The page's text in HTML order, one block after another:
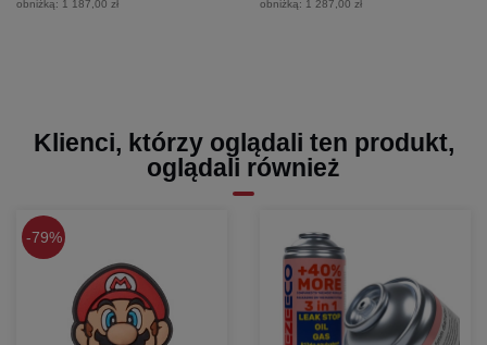
obniżką: 1 187,00 zł
obniżką: 1 287,00 zł
Klienci, którzy oglądali ten produkt,
oglądali również
79%